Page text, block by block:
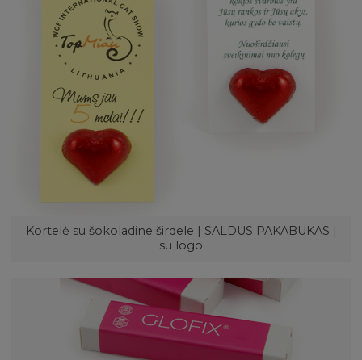
Kortelė su šokoladine širdele | SALDUS PAKABUKAS |
su logo